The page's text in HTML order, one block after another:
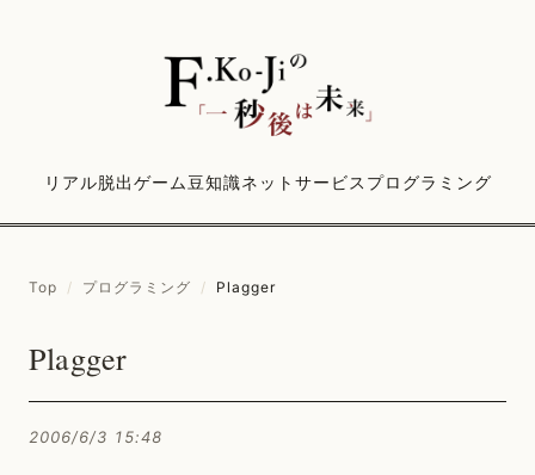
リアル脱出ゲーム豆知識ネットサービス プログラミング
Top / プログラミング / Plagger
Plagger
2006/6/3 15:48